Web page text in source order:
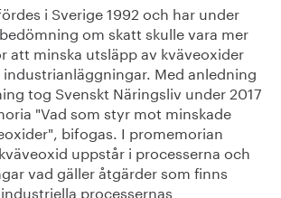
i Sverige 1992 och har under
om skatt skulle vara mer
att minska utsläpp av kväveoxider
Med anledning
tog Svenskt Näringsliv under 2017
"Vad som styr mot minskade
bifogas. I promemorian
uppstår i processerna och
vad gäller åtgärder som finns
processernas